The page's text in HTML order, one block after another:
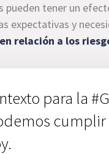
pueden tener un
expectativas y
relación a los
para la